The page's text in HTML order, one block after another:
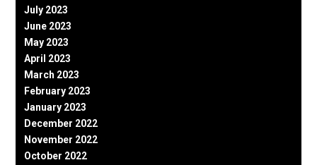
July 2023
June 2023
May 2023
April 2023
March 2023
February 2023
January 2023
December 2022
November 2022
October 2022